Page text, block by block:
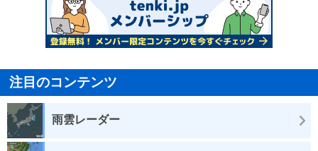
注目のコンテンツ
雨雲レーダー